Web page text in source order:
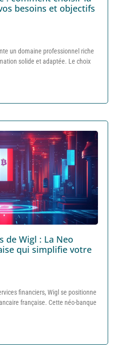
besoins et objectifs
un domaine professionnel riche
solide et adaptée. Le choix
de Wigl : La Neo
qui simplifie votre
financiers, Wigl se positionne
française. Cette néo-banque